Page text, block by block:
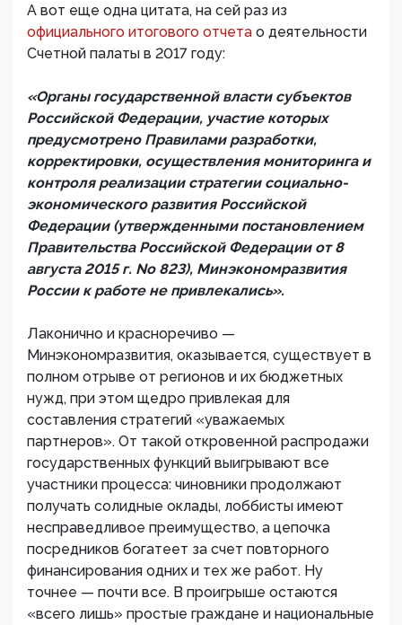
А вот еще одна цитата, на сей раз из
официального итогового отчета о деятельности
Счетной палаты в 2017 году:
«Органы государственной власти субъектов
Российской Федерации, участие которых
предусмотрено Правилами разработки,
корректировки, осуществления мониторинга и
контроля реализации стратегии социально-
экономического развития Российской
Федерации (утвержденными постановлением
Правительства Российской Федерации от 8
августа 2015 г. No 823), Минэкономразвития
России к работе не привлекались».
Лаконично и красноречиво —
Минэкономразвития, оказывается, существует в
полном отрыве от регионов и их бюджетных
нужд, при этом щедро привлекая для
составления стратегий «уважаемых
партнеров». От такой откровенной распродажи
государственных функций выигрывают все
участники процесса: чиновники продолжают
получать солидные оклады, лоббисты имеют
несправедливое преимущество, а цепочка
посредников богатеет за счет повторного
финансирования одних и тех же работ. Ну
точнее — почти все. В проигрыше остаются
«всего лишь» простые граждане и национальные